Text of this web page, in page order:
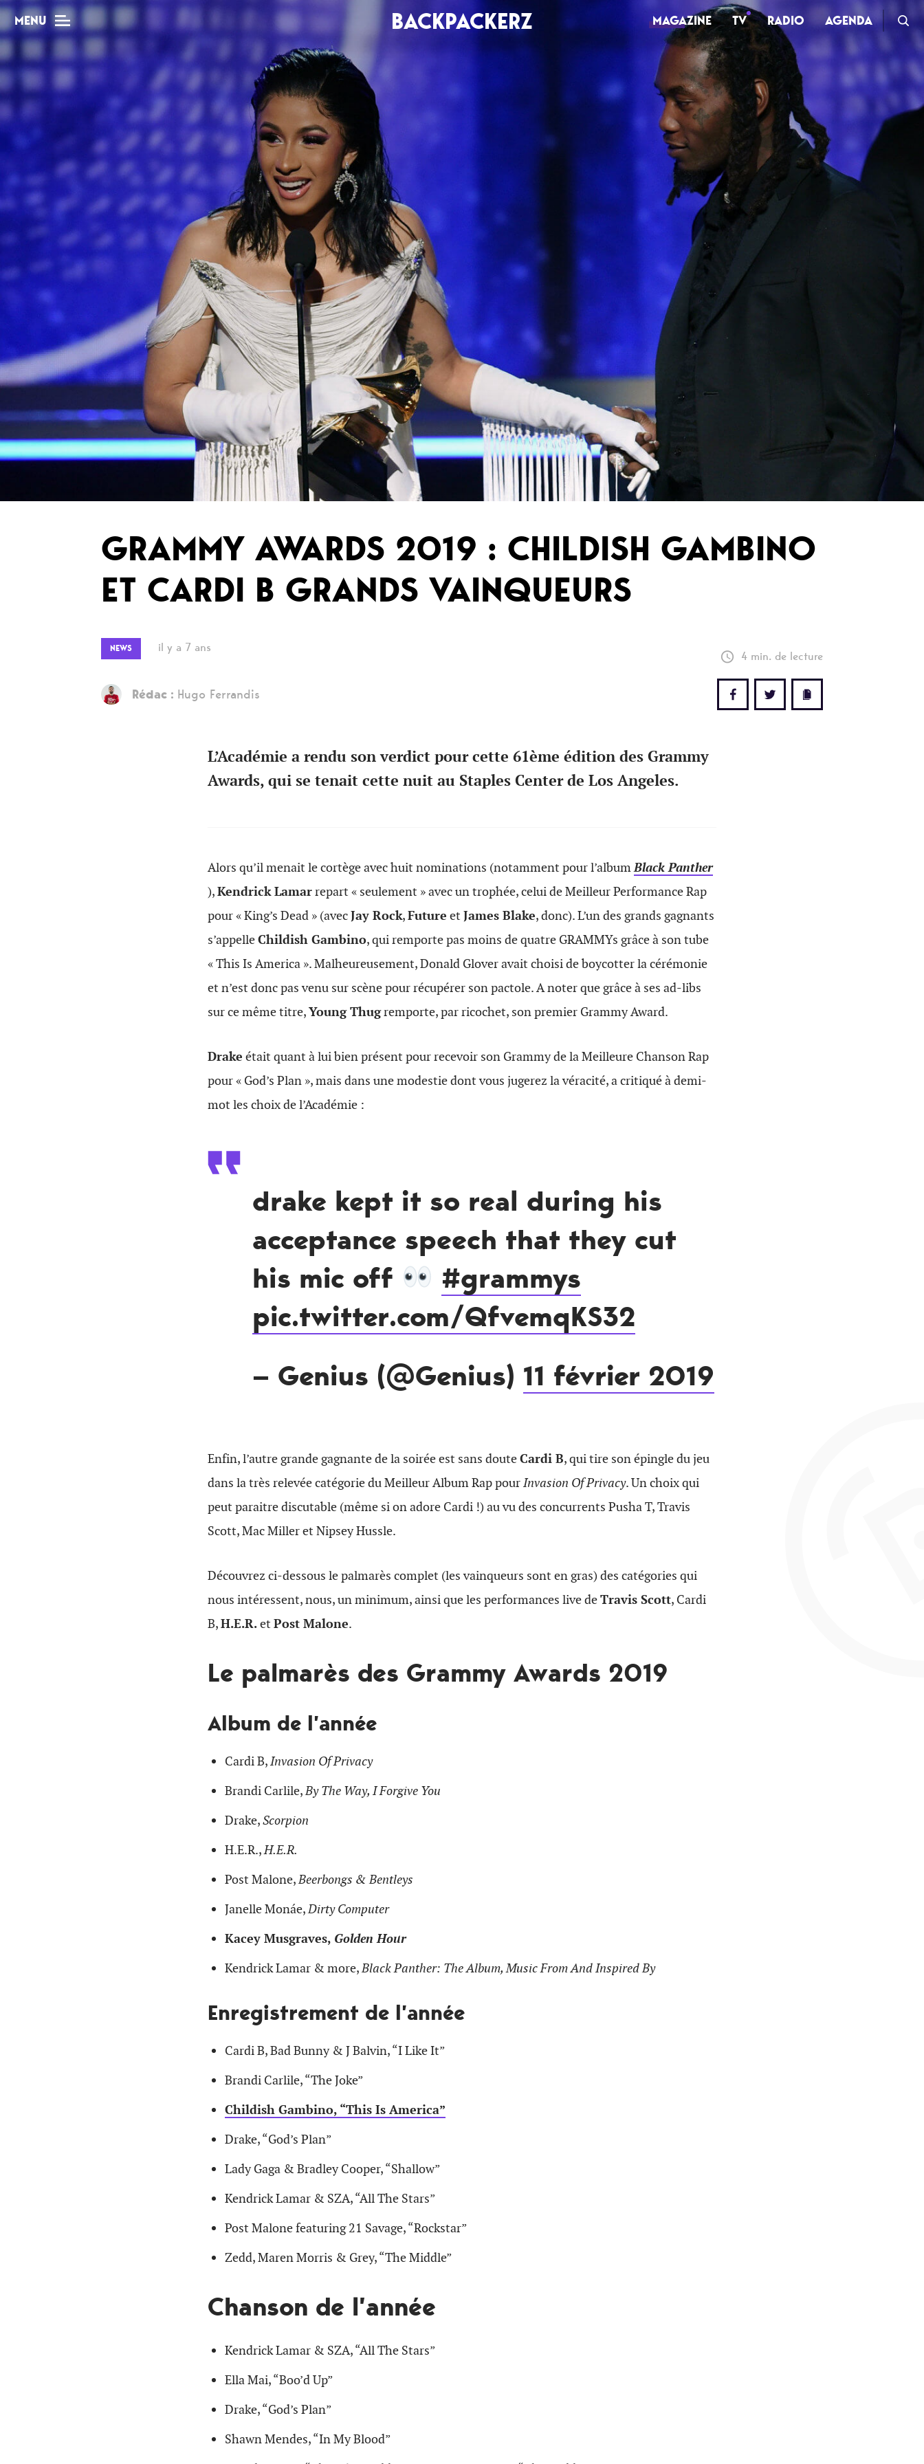
MENU BACKPACKERZ MAGAZINE TV RADIO AGENDA
MAG
Dossiers
Tops
Interviews
Chroniques
Sorties
Newsletter
AGENDA
Paris
Festivals
RADIO
Playlists
TV
Clips
Live
Documentaires
Web-séries
GRAMMY AWARDS 2019 : CHILDISH GAMBINO
ET CARDI B GRANDS VAINQUEURS
NEWS il y a 7 ans
4 min. de lecture
Rédac : Hugo Ferrandis
L’Académie a rendu son verdict pour cette 61ème édition des Grammy
Awards, qui se tenait cette nuit au Staples Center de Los Angeles.
Alors qu’il menait le cortège avec huit nominations (notamment pour l’albumBlack Panther
),Kendrick Lamarrepart « seulement » avec un trophée, celui de Meilleur Performance Rap
pour « King’s Dead » (avecJay Rock,Future et James Blake, donc). L’un des grands gagnants
s’appelleChildish Gambino, qui remporte pas moins de quatre GRAMMYs grâce à son tube
« This Is America ». Malheureusement, Donald Glover avait choisi de boycotter la cérémonie
et n’est donc pas venu sur scène pour récupérer son pactole. A noter que grâce à ses ad-libs
sur ce même titre,Young Thugremporte, par ricochet, son premier Grammy Award.
Drake était quant à lui bien présent pour recevoir son Grammy de la Meilleure Chanson Rap
pour « God’s Plan », mais dans une modestie dont vous jugerez la véracité, a critiqué à demi-
mot les choix de l’Académie :
drake kept it so real during his
acceptance speech that they cut
his mic off
#grammys
pic.twitter.com/QfvemqKS32
— Genius (@Genius) 11 février 2019
Enfin, l’autre grande gagnante de la soirée est sans douteCardi B, qui tire son épingle du jeu
dans la très relevée catégorie du Meilleur Album Rap pourInvasion Of Privacy. Un choix qui
peut paraitre discutable (même si on adore Cardi !) au vu des concurrents Pusha T, Travis
Scott, Mac Miller et Nipsey Hussle.
Découvrez ci-dessous le palmarès complet (les vainqueurs sont en gras) des catégories qui
nous intéressent, nous, un minimum, ainsi que les performances live deTravis Scott, Cardi
B,H.E.R.et Post Malone.
Le palmarès des Grammy Awards 2019
Album de l’année
Cardi B,Invasion Of Privacy
Brandi Carlile,By The Way, I Forgive You
Drake,Scorpion
H.E.R.,H.E.R.
Post Malone,Beerbongs & Bentleys
Janelle Monáe,Dirty Computer
Kacey Musgraves, Golden Hour
Kendrick Lamar & more,Black Panther: The Album, Music From And Inspired By
Enregistrement de l’année
Cardi B, Bad Bunny & J Balvin, “I Like It”
Brandi Carlile, “The Joke”
Childish Gambino, “This Is America”
Drake, “God’s Plan”
Lady Gaga & Bradley Cooper, “Shallow”
Kendrick Lamar & SZA, “All The Stars”
Post Malone featuring 21 Savage, “Rockstar”
Zedd, Maren Morris & Grey, “The Middle”
Chanson de l’année
Kendrick Lamar & SZA, “All The Stars”
Ella Mai, “Boo’d Up”
Drake, “God’s Plan”
Shawn Mendes, “In My Blood”